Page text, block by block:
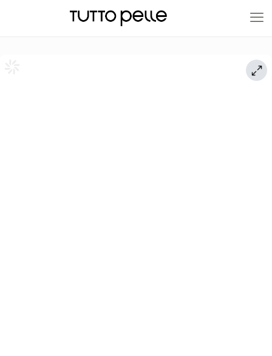
20% EN PRODUCTOS A FABRICACIÓN